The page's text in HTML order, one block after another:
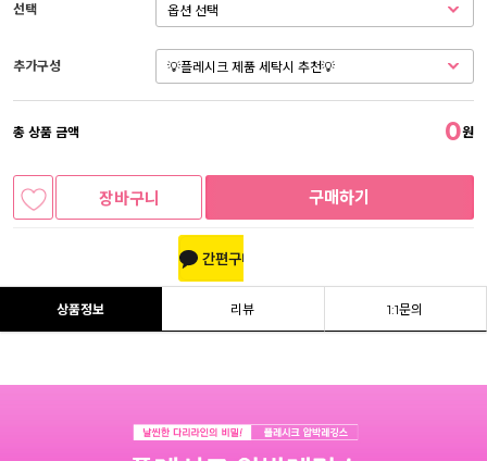
선택
추가구성
총 상품 금액 0원
장바구니 구매하기
상품정보 리뷰 1:1문의